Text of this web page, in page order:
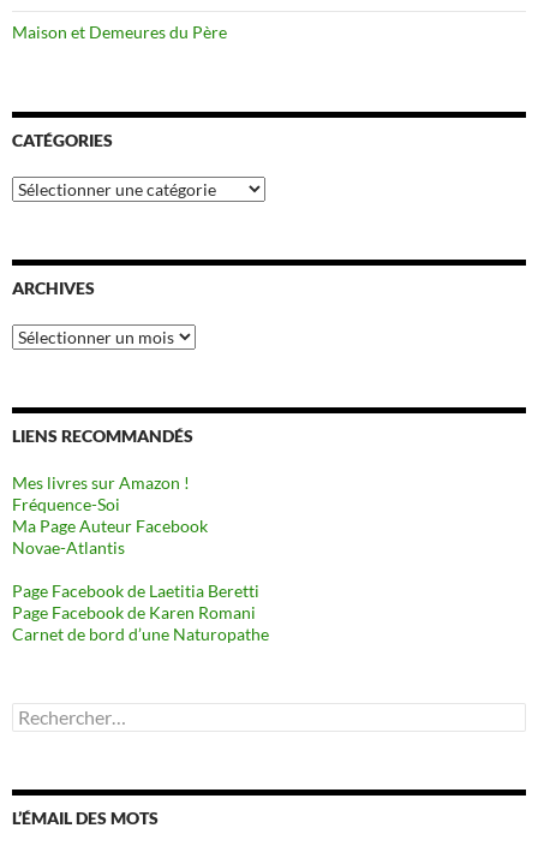
Maison et Demeures du Père
CATÉGORIES
Catégories
ARCHIVES
Archives
LIENS RECOMMANDÉS
Mes livres sur Amazon !
Fréquence-Soi
Ma Page Auteur Facebook
Novae-Atlantis
Page Facebook de Laetitia Beretti
Page Facebook de Karen Romani
Carnet de bord d’une Naturopathe
Rechercher :
L’ÉMAIL DES MOTS